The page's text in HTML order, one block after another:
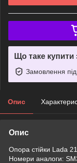
Що таке
Замовлення
Опис
Опис
Опора стійки Lada
Номери аналоги: